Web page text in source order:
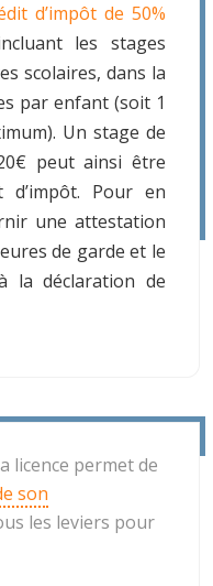
d’impôt de 50%
les stages
scolaires, dans la
par enfant (soit 1
Un stage de
peut ainsi être
Pour en
une attestation
de garde et le
la déclaration de
licence permet de
son
les leviers pour